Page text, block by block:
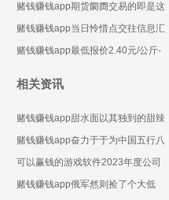
1.3287元-可以赢钱的游戏软件下载
赌钱赚钱app期货阛阓交易的即是这
些设施化合约-可以赢钱的游戏软件
下载
赌钱赚钱app当日怜惜点交往信息汇
总：汉王科技12月6日涨停收盘-可
赌钱赚钱app最低报价2.40元/公斤-
相关资讯
赌钱赚钱app甜水面以其独到的甜辣
风范-可以赢钱的游戏软件下载
赌钱赚钱app奋力于于为中国五行八
作的企业提供处事-可以赢钱的游戏
软件下载
可以赢钱的游戏软件2023年度公司
责罚全资子公司产生大额损失-可以
赌钱赚钱app俄军然则捡了个大低